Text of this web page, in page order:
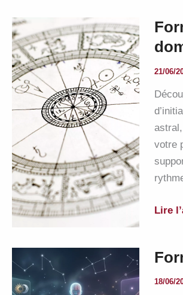
et
21/06/
votre
bases
du
Lire
18/06/